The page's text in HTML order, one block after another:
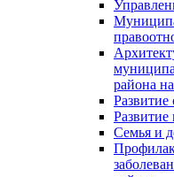
района
Развитие
Развитие
Семья и